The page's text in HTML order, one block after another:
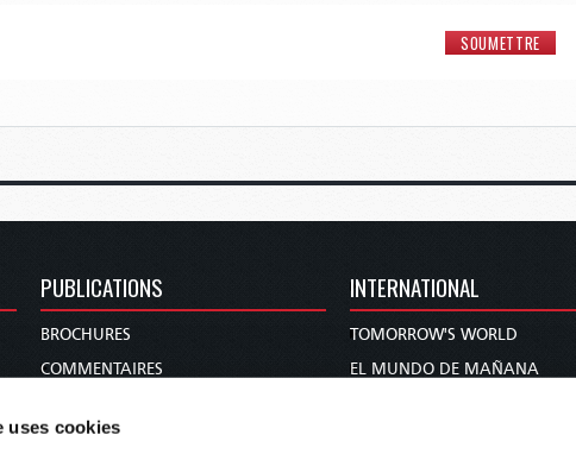
uses cookies
PUBLICATIONS
BROCHURES
COMMENTAIRES
NOUVELLES ET PROPHÉTIES
INTERNATIONAL
TOMORROW'S WORLD
EL MUNDO DE MAÑANA